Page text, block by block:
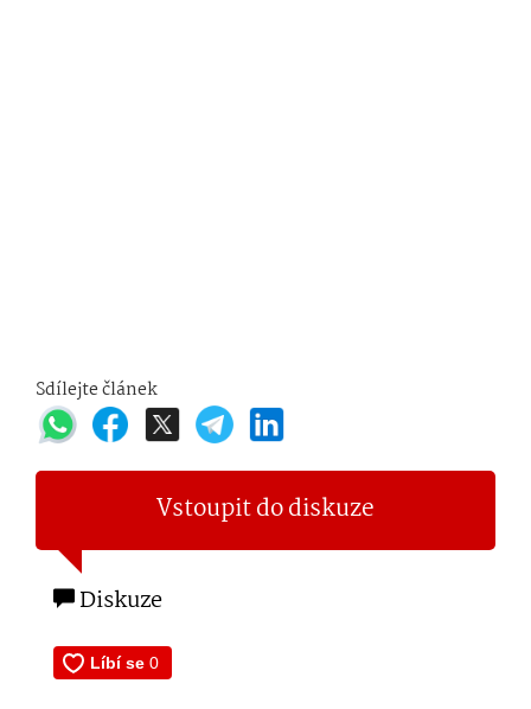
Sdílejte článek
Vstoupit do diskuze
Diskuze